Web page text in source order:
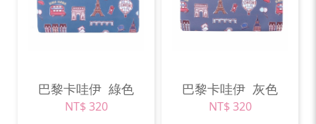
巴黎卡哇伊 綠色
NT$ 320
巴黎卡哇伊 灰色
NT$ 320